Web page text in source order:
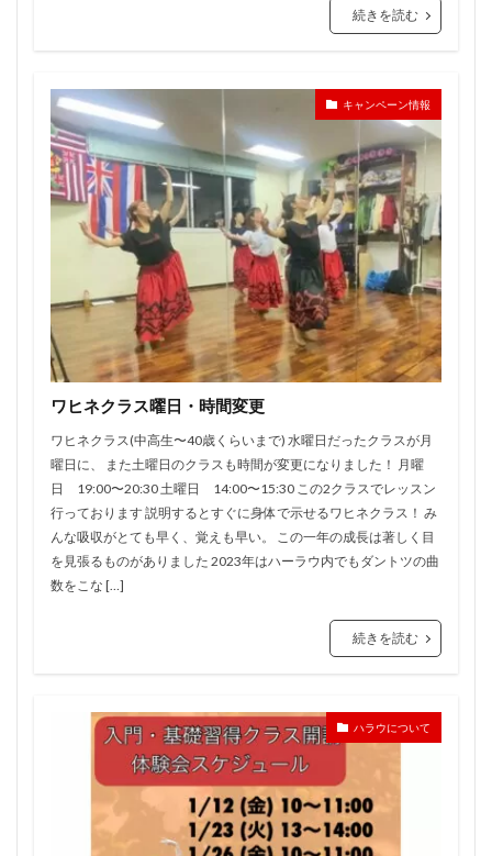
続きを読む
キャンペーン情報
ワヒネクラス曜日・時間変更
ワヒネクラス(中高生〜40歳くらいまで) 水曜日だったクラスが月
曜日に、 また土曜日のクラスも時間が変更になりました！ 月曜
日 19:00〜20:30 土曜日 14:00〜15:30 この2クラスでレッスン
行っております 説明するとすぐに身体で示せるワヒネクラス！ み
んな吸収がとても早く、覚えも早い。 この一年の成長は著しく目
を見張るものがありました 2023年はハーラウ内でもダントツの曲
数をこな […]
続きを読む
ハラウについて